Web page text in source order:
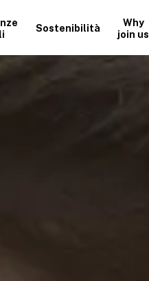
Sostenibilità
Why
join us